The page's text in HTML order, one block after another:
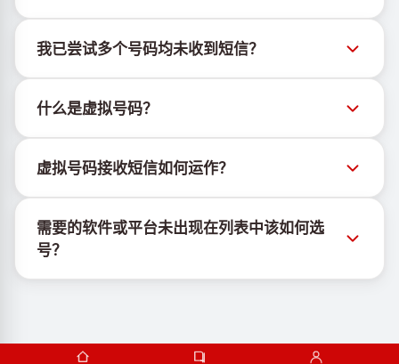
人 @TigerSMSofficial_bot 查看。该频道会及时更新，
帮助用户获取最新号码库存。
我已尝试多个号码均未收到短信？
率。各服务平台的算法可能因多种原因拦截临时号码的
短信。为提高成功率，请尝试以下方法：
持续更换新号码尝试
登出设备上该服务的其他活跃账户
什么是虚拟号码？
或设备，也不受固定地理位置限制。其主要功能是接收
短信，包括OTP和激活码。
虚拟号码接收短信如何运作？
我们使用自有基础设施管理SIM卡，并结合定制软件为
客户分配手机号以接收短信。
需要的软件或平台未出现在列表中该如何选
号？